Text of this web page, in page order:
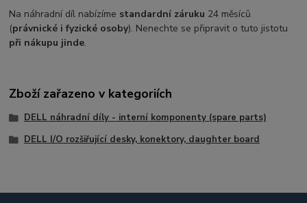
Na náhradní díl nabízíme standardní záruku 24 měsíců
(právnické i fyzické osoby). Nenechte se připravit o tuto jistotu
při nákupu jinde.
Zboží zařazeno v kategoriích
DELL náhradní díly - interní komponenty (spare parts)
DELL I/O rozšiřující desky, konektory, daughter board